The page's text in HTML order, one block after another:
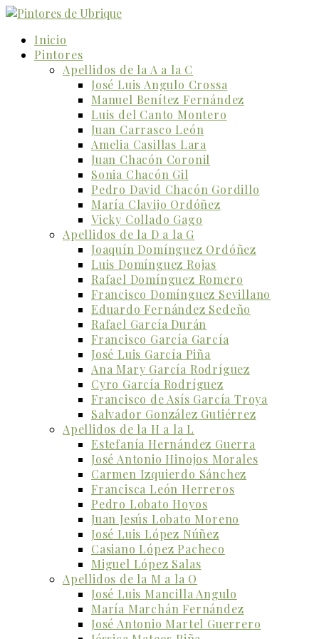
Inicio
Pintores
Apellidos de la A a la C
José Luis Angulo Crossa
Manuel Benítez Fernández
Luis del Canto Montero
Juan Carrasco León
Amelia Casillas Lara
Juan Chacón Coronil
Sonia Chacón Gil
Pedro David Chacón Gordillo
María Clavijo Ordóñez
Vicky Collado Gago
Apellidos de la D a la G
Joaquín Domínguez Ordóñez
Luis Domínguez Rojas
Rafael Domínguez Romero
Francisco Domínguez Sevillano
Eduardo Fernández Sedeño
Rafael García Durán
Francisco García García
José Luis García Piña
Ana Mary García Rodríguez
Cyro García Rodríguez
Francisco de Asís García Troya
Salvador González Gutiérrez
Apellidos de la H a la L
Estefanía Hernández Guerra
José Antonio Hinojos Morales
Carmen Izquierdo Sánchez
Francisca León Herreros
Pedro Lobato Hoyos
Juan Jesús Lobato Moreno
José Luis López Núñez
Casiano López Pacheco
Miguel López Salas
Apellidos de la M a la O
José Luis Mancilla Angulo
María Marchán Fernández
José Antonio Martel Guerrero